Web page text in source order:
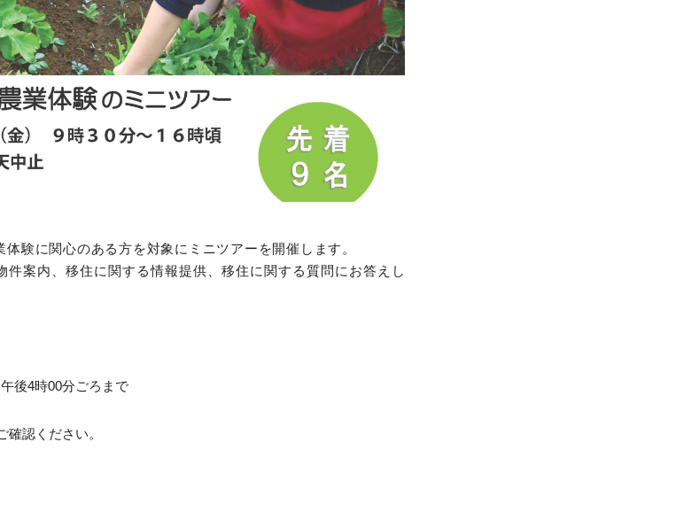
験に関心のある方を対象にミニツアーを開催します。
案内、移住に関する情報提供、移住に関する質問にお答えし
後4時00分ごろまで
確認ください。